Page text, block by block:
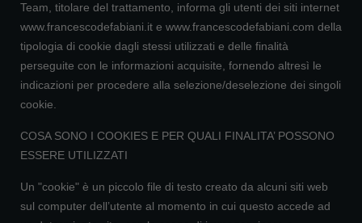
Team, titolare del trattamento, informa gli utenti dei siti internet
www.francescodefabiani.it e www.francescodefabiani.com della
tipologia di cookie dagli stessi utilizzati e delle finalità
perseguite con le informazioni acquisite, fornendo altresì le
indicazioni per procedere alla selezione/deselezione dei singoli
cookie.
COSA SONO I COOKIES E PER QUALI FINALITA’ POSSONO
ESSERE UTILIZZATI
Un "cookie" è un piccolo file di testo creato da alcuni siti web
sul computer dell’utente al momento in cui questo accede ad